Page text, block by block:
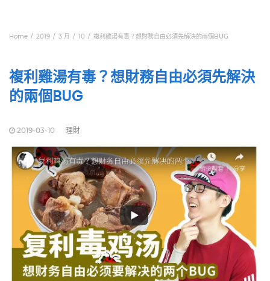
Home 2019 3 月 10 複利雞湯有毒？想財務自由必須先解決的兩個BUG
複利雞湯有毒？想財務自由必須先解決
的兩個BUG
2019-03-10 理財